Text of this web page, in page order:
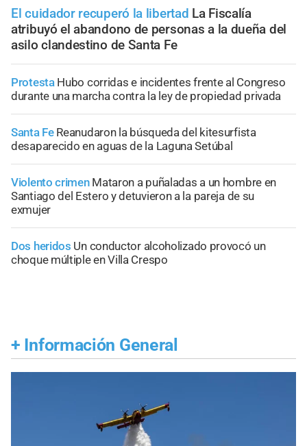
El cuidador recuperó la libertad La Fiscalía
atribuyó el abandono de personas a la dueña del
asilo clandestino de Santa Fe
Protesta Hubo corridas e incidentes frente al Congreso
durante una marcha contra la ley de propiedad privada
Santa Fe Reanudaron la búsqueda del kitesurfista
desaparecido en aguas de la Laguna Setúbal
Violento crimen Mataron a puñaladas a un hombre en
Santiago del Estero y detuvieron a la pareja de su
exmujer
Dos heridos Un conductor alcoholizado provocó un
choque múltiple en Villa Crespo
+ Información General